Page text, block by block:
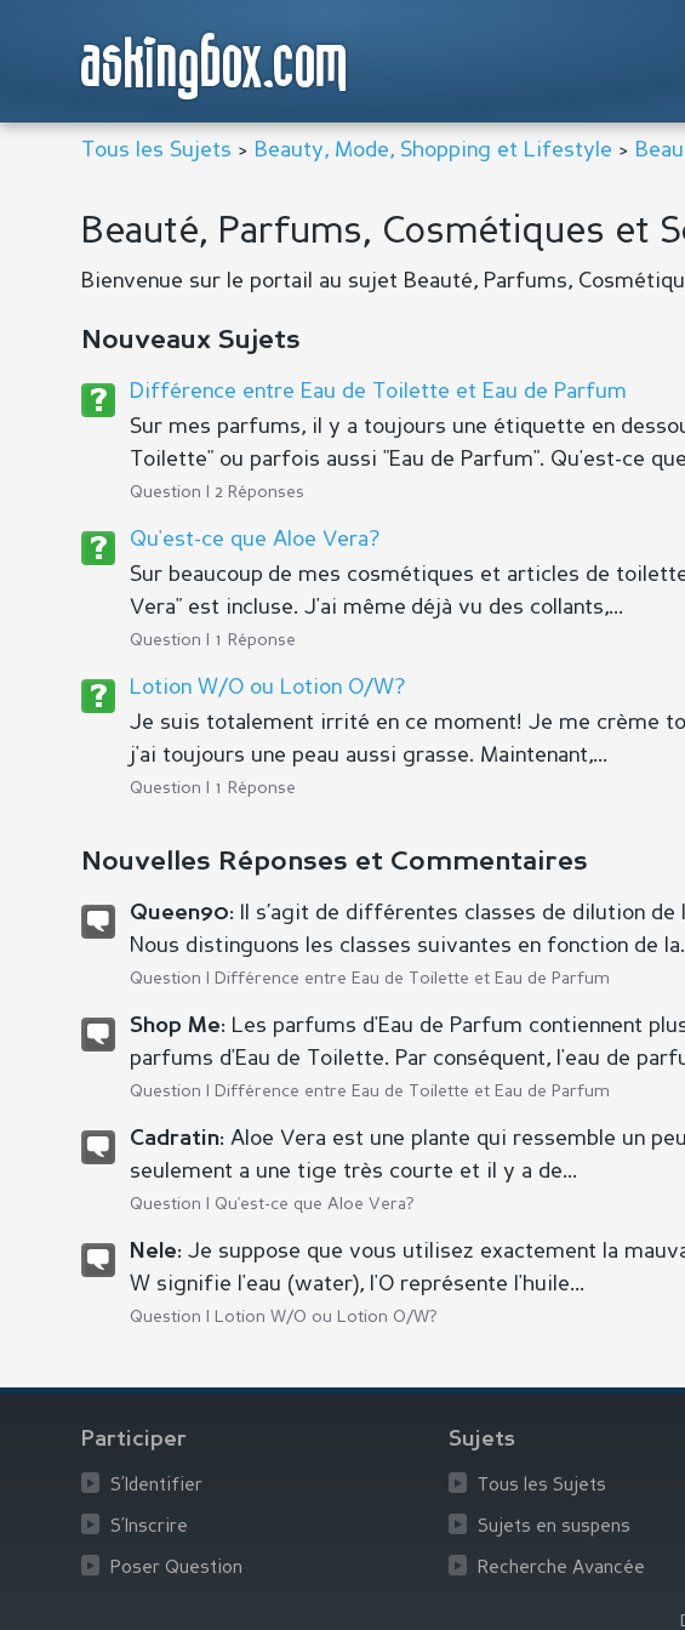
askingbox.com
Tous les Sujets > Beauty, Mode, Shopping et Lifestyle >
Beauté, Parfums, Cosmétiques et
Bienvenue sur le portail au sujet Beauté, Parfums,
Nouveaux Sujets
Différence entre Eau de Toilette et Eau de Parfum
Sur mes parfums, il y a toujours une étiquette en
Toilette" ou parfois aussi "Eau de Parfum". Qu'est-ce
Question | 2 Réponses
Qu'est-ce que Aloe Vera?
Sur beaucoup de mes cosmétiques et articles de
Vera" est incluse. J'ai même déjà vu des collants,...
Question | 1 Réponse
Lotion W/O ou Lotion O/W?
Je suis totalement irrité en ce moment! Je me crème
j'ai toujours une peau aussi grasse. Maintenant,...
Question | 1 Réponse
Nouvelles Réponses et Commentaires
Queen90: Il s’agit de différentes classes de dilution de
Nous distinguons les classes suivantes en fonction de
Question | Différence entre Eau de Toilette et Eau de Parfum
Shop Me: Les parfums d'Eau de Parfum contiennent
parfums d'Eau de Toilette. Par conséquent, l'eau de
Question | Différence entre Eau de Toilette et Eau de Parfum
Cadratin: Aloe Vera est une plante qui ressemble un
seulement a une tige très courte et il y a de...
Question | Qu'est-ce que Aloe Vera?
Nele: Je suppose que vous utilisez exactement la
W signifie l'eau (water), l'O représente l'huile...
Question | Lotion W/O ou Lotion O/W?
Participer
S’Identifier
S’Inscrire
Poser Question
Sujets
Tous les Sujets
Sujets en suspens
Recherche Avancée